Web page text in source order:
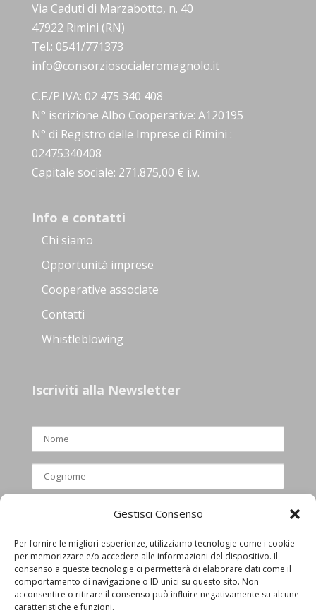
Gestisci Consenso
Per fornire le migliori esperienze, utilizziamo tecnologie come i cookie
per memorizzare e/o accedere alle informazioni del dispositivo. Il
consenso a queste tecnologie ci permetterà di elaborare dati come il
comportamento di navigazione o ID unici su questo sito. Non
acconsentire o ritirare il consenso può influire negativamente su alcune
caratteristiche e funzioni.
Via Caduti di Marzabotto, n. 40
47922 Rimini (RN)
Tel.: 0541/771373
info@consorziosocialeromagnolo.it
C.F./P.IVA: 02 475 340 408
N° iscrizione Albo Cooperative: A120195
N° di Registro delle Imprese di Rimini :
02475340408
Capitale sociale: 271.875,00 € i.v.
Info e contatti
Chi siamo
Opportunità imprese
Cooperative associate
Contatti
Whistleblowing
Iscriviti alla Newsletter
Ho letto e accettato l’informativa
privacy